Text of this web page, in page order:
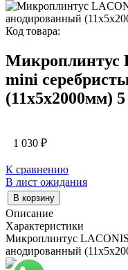
Код товара:
Микроплинтус
mini
(11х5х2000мм)
1 030 ₽
К сравнению
В лист ожидания
В корзину
Описание
Характеристики
Микроплинтус
анодированный